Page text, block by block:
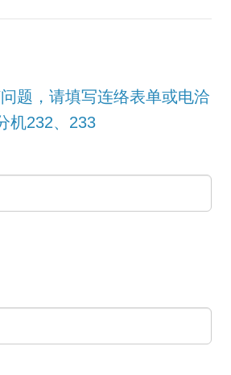
题，请填写连络表单或电洽
机232、233